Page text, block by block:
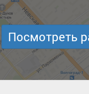
Посмотреть